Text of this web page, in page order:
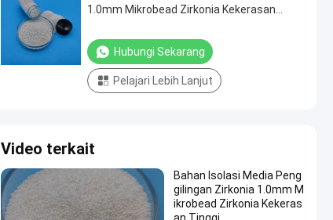
1.0mm Mikrobead Zirkonia Kekerasan
Hubungi Sekarang
Pelajari Lebih Lanjut
Video terkait
Bahan Isolasi Media Peng
gilingan Zirkonia 1.0mm M
ikrobead Zirkonia Kekeras